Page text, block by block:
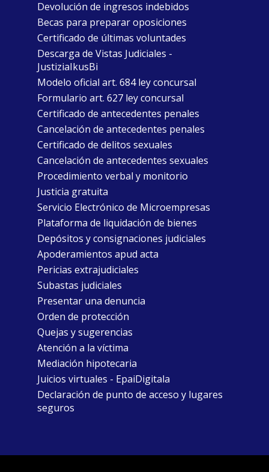
Devolución de ingresos indebidos
Becas para preparar oposiciones
Certificado de últimas voluntades
Descarga de Vistas Judiciales -
JustiziaIkusBi
Modelo oficial art. 684 ley concursal
Formulario art. 627 ley concursal
Certificado de antecedentes penales
Cancelación de antecedentes penales
Certificado de delitos sexuales
Cancelación de antecedentes sexuales
Procedimiento verbal y monitorio
Justicia gratuita
Servicio Electrónico de Microempresas
Plataforma de liquidación de bienes
Depósitos y consignaciones judiciales
Apoderamientos apud acta
Pericias extrajudiciales
Subastas judiciales
Presentar una denuncia
Orden de protección
Quejas y sugerencias
Atención a la víctima
Mediación hipotecaria
Juicios virtuales - EpaiDigitala
Declaración de punto de acceso y lugares
seguros